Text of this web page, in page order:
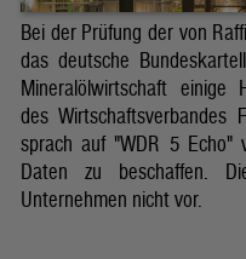
Bei der Prüfung der von
das deutsche
Mineralölwirtschaft einige
des Wirtschaftsverbandes
sprach auf "WDR 5 Echo"
Daten zu beschaffen.
Unternehmen nicht vor.